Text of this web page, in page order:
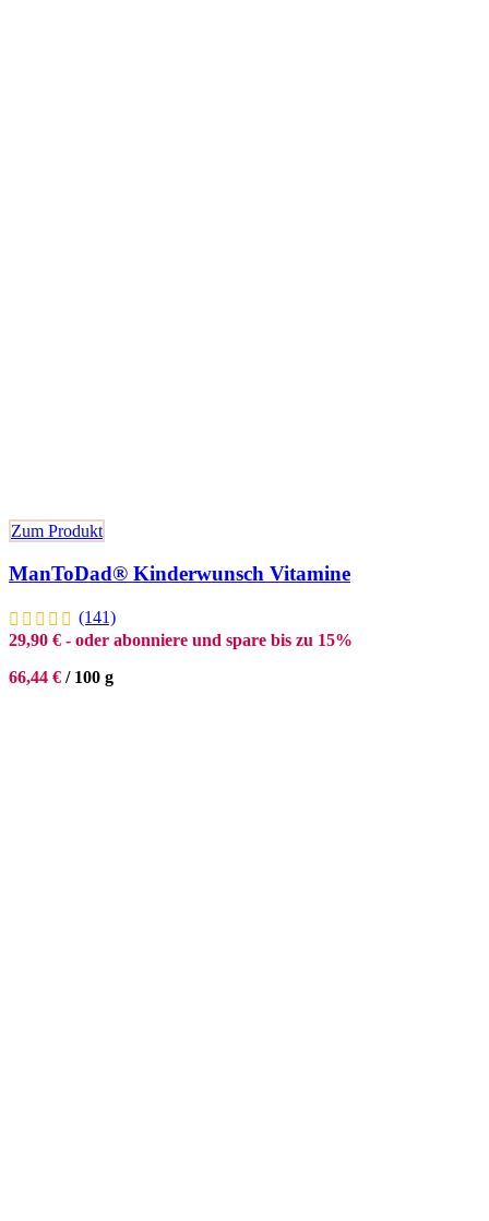
Zum Produkt
ManToDad® Kinderwunsch Vitamine
(141)
29,90 € - oder abonniere und spare bis zu 15%
66,44 € / 100 g